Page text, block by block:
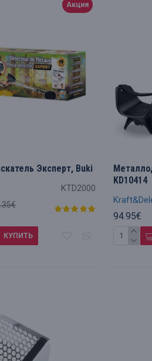
Акция
KTD2000
Эксперт, Buki
КУПИТЬ
KD10414
94.95€